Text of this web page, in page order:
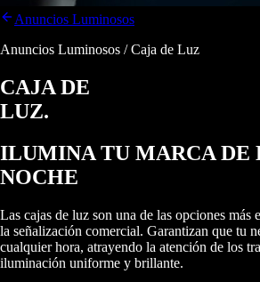
Anuncios Luminosos
Anuncios Luminosos / Caja de Luz
CAJA DE
LUZ.
ILUMINA TU MARCA DE
NOCHE
Las cajas de luz son una de las opciones más
la señalización comercial. Garantizan que tu
cualquier hora, atrayendo la atención de los
iluminación uniforme y brillante.